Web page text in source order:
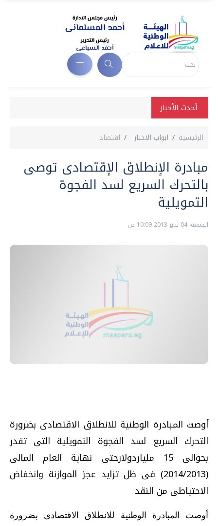
أحدث الأخبار
الرئيسية ابواب الاخبار اقتصاد
مبادرة الإنطلاق الإقتصادى توصى
بالتحرك السريع لسد الفجوة
التمويلية
الجمعة، 04 يناير 2013 10:09 ص
أوصت المبادرة الوطنية للانطلاق الاقتصادى بضرورة
التحرك السريع لسد الفجوة التمويلية التى تقدر
بحوالى 15 ملياردولارحتى نهاية العام المالى
(2014/2013) فى ظل تزايد عجز الموازنة وانخفاض
الاحتياطى من النقد
أوصت المبادرة الوطنية للانطلاق الاقتصادى بضرورة